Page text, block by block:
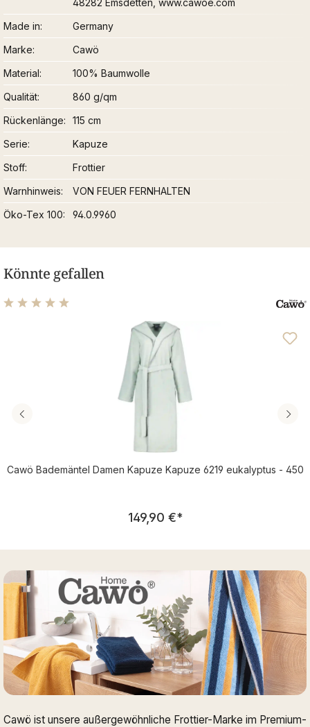
Made in
Germany
Marke
Cawö
Material
100% Baumwolle
Qualität
860 g/qm
Rückenlänge
115 cm
Serie
Kapuze
Stoff
Frottier
Warnhinweis
VON FEUER FERNHALTEN
Öko-Tex 100
94.0.9960
Könnte gefallen
Durchschnittliche Bewertung von 5 von 5 Sternen
Cawö Bademäntel Damen Kapuze Kapuze 6219 eukalyptus - 450
Regulärer Preis:
149,90 €*
Cawö ist unsere außergewöhnliche Frottier-Marke im Premium-